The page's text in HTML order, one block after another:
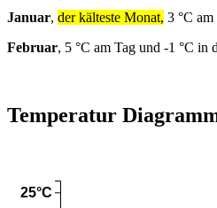
Januar, der kälteste Monat, 3 °C
Februar, 5 °C am Tag und -1 °C in
Temperatur